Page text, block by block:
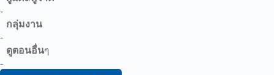
-
กลุ่มงาน
-
ดูตอนอื่นๆ
-